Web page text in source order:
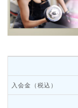
入会金（税込）